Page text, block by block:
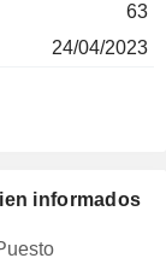
63
24/04/2023
informados